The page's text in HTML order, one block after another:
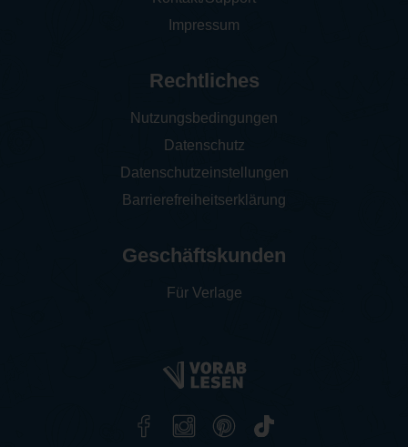
Impressum
Rechtliches
Nutzungsbedingungen
Datenschutz
Datenschutzeinstellungen
Barrierefreiheitserklärung
Geschäftskunden
Für Verlage